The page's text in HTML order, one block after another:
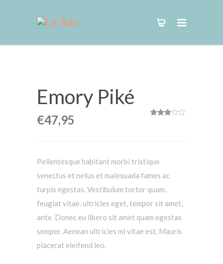
Emory Piké
customer
ratings
€47,95
Pellentesque habitant morbi tristique
senectus et netus et malesuada fames ac
turpis egestas. Vestibulum tortor quam,
feugiat vitae, ultricies eget, tempor sit amet,
ante. Donec eu libero sit amet quam egestas
semper. Aenean ultricies mi vitae est. Mauris
placerat eleifend leo.